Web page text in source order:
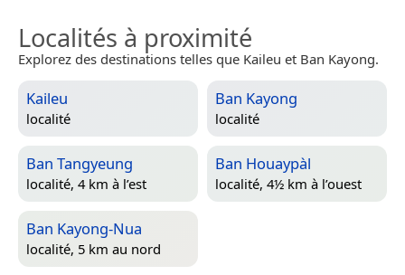
Localités à proximité
Explorez des destinations telles que Kaileu et Ban Kayong.
Kaileu
localité
Ban Kayong
localité
Ban Tangyeung
localité, 4 km à l’est
Ban Houaypàl
localité, 4½ km à l’ouest
Ban Kayong-Nua
localité, 5 km au nord